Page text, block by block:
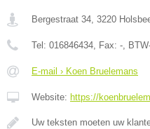
Bergestraat 34, 3220
Tel: 016846434, Fax: -,
E-mail › Koen Bruelemans
Website: https://
Uw teksten moeten uw